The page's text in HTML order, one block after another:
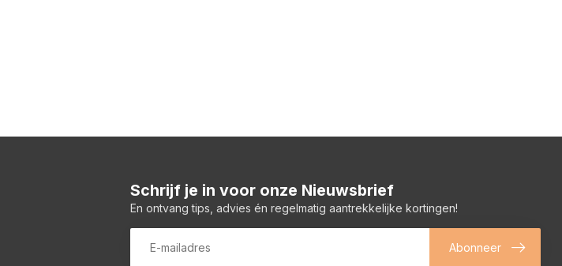
Schrijf je in voor onze Nieuwsbrief
En ontvang tips, advies én regelmatig aantrekkelijke kortingen!
Abonneer